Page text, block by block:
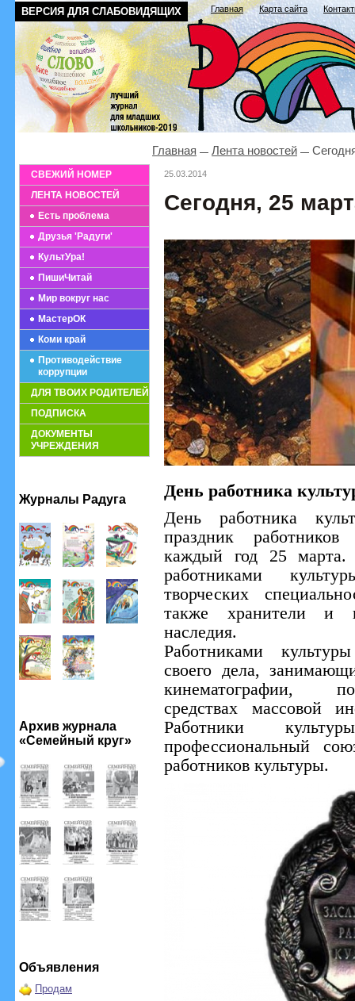
ВЕРСИЯ ДЛЯ СЛАБОВИДЯЩИХ Главная Карта сайта
СВЕЖИЙ НОМЕР
ЛЕНТА НОВОСТЕЙ
Есть проблема
Друзья 'Радуги'
КультУра!
ПишиЧитай
Мир вокруг нас
МастерОК
Коми край
Противодействие
коррупции
ДЛЯ ТВОИХ РОДИТЕЛЕЙ
ПОДПИСКА
ДОКУМЕНТЫ
УЧРЕЖДЕНИЯ
Журналы Радуга
Архив журнала
«Семейный круг»
Объявления
Продам
Главная Лента новостей
25.03.2014
Сегодня, 25
День работника
День работника
праздник
каждый год 25
работниками
творческих
также хранители и
наследия.
Работниками
своего дела,
кинематографии,
средствах массовой
Работники
профессиональный
работников культуры.